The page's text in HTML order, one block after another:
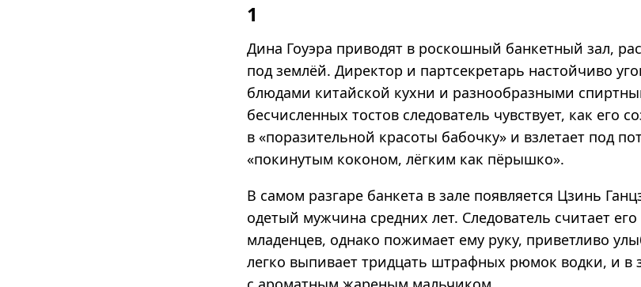
1
Дина Гоуэра приводят в роскошный банкетный зал,
под землёй. Директор и партсекретарь настойчиво
блюдами китайской кухни и разнообразными
бесчисленных тостов следователь чувствует, как его
в «поразительной красоты бабочку» и взлетает под
«покинутым коконом, лёгким как пёрышко».
В самом разгаре банкета в зале появляется Цзинь
одетый мужчина средних лет. Следователь считает
младенцев, однако пожимает ему руку, приветливо
легко выпивает тридцать штрафных рюмок водки, и в